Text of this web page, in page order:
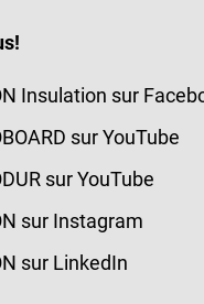
Insulation sur
sur YouTube
sur YouTube
sur Instagram
sur LinkedIn